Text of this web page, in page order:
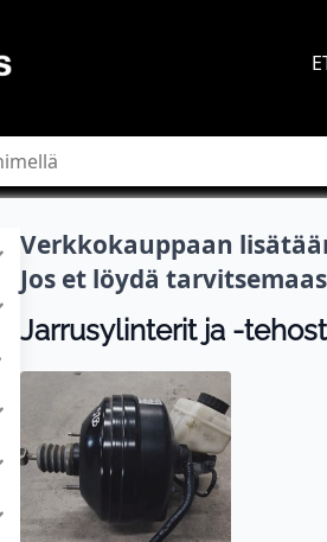
Verkkokauppaan
Jos et löydä
Jarrusylinterit ja -